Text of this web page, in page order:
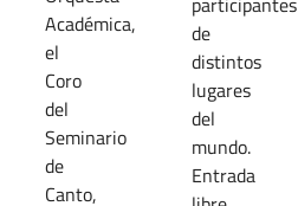
Académica,
el
Coro
del
Seminario
de
Canto,
de
distintos
lugares
del
mundo.
Entrada